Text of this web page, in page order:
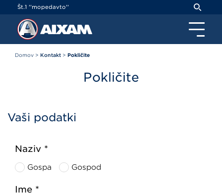
Št.1 ''mopedavto''
Domov > Kontakt > Pokličite
Pokličite
Vaši podatki
Naziv *
Gospa Gospod
Ime *
Cookies management panel